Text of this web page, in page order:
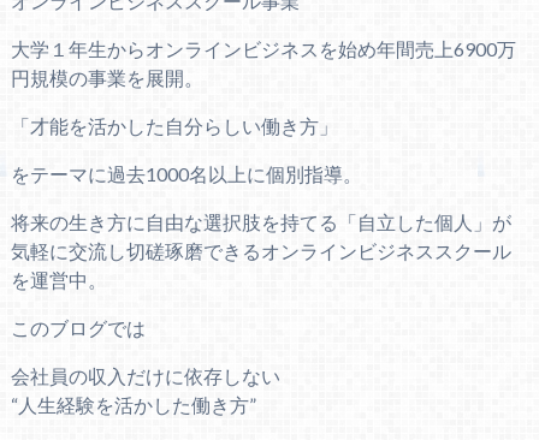
大学１年生からオンラインビジネスを始め年間売上6900万
円規模の事業を展開。
「才能を活かした自分らしい働き方」
をテーマに過去1000名以上に個別指導。
将来の生き方に自由な選択肢を持てる「自立した個人」が
気軽に交流し切磋琢磨できるオンラインビジネススクール
を運営中。
このブログでは
会社員の収入だけに依存しない
“人生経験を活かした働き方”